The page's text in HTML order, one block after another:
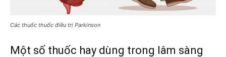
Các thuốc thuốc điều trị Parkinson
Một số thuốc hay dùng trong lâm sàng